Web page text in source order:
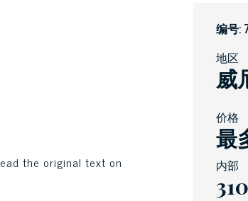
the original text on
编号:
地区
威
价格
最
内部